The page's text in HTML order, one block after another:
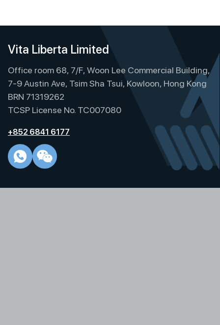
Vita Liberta Limited
Office room 68, 7/F, Woon Lee Commercial Building,
7-9 Austin Ave, Tsim Sha Tsui, Kowloon, Hong Kong
BRN 71319262
TCSP License No. TC007080
+852 6841 6177